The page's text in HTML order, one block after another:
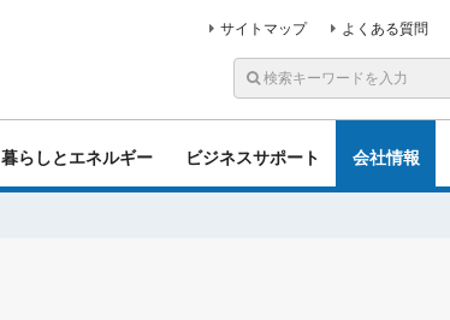
サイトマップ よくある質問
暮らしとエネルギー ビジネスサポート 会社情報